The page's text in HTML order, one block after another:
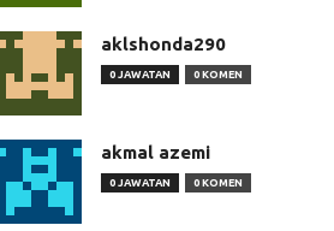
aklshonda290
0 JAWATAN 0 KOMEN
akmal azemi
0 JAWATAN 0 KOMEN